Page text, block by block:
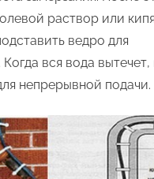
раствор или
ведро для
вся вода вытечет,
непрерывной подачи.